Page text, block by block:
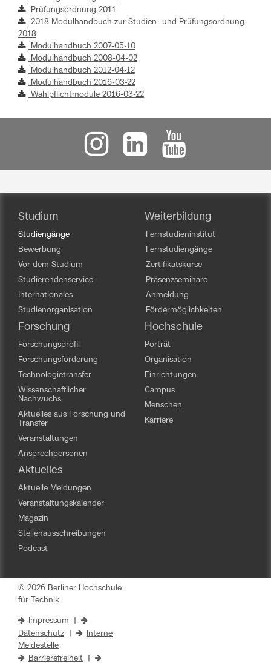
Prüfungsordnung 2011
2018 Modulhandbuch zur Studien- und Prüfungsordnung
2018
Modulhandbuch 2007-05-10
Modulhandbuch 2008-04-02
Modulhandbuch 2012-04-12
Modulhandbuch 2016-03-22
Wahlpflichtmodule 2016-03-22
Studium
Studiengänge
Bewerbung
Vor dem Studium
Studierendenservice
Internationales
Studienorganisation
Weiterbildung
Fernstudieninstitut
Fernstudiengänge
Zertifikatskurse
Präsenzseminare
Anmeldung
Fördermöglichkeiten
Forschung
Forschungsprofil
Forschungsförderung
Technologietransfer
Wissenschaftlicher
Nachwuchs
Aktuelles aus Forschung und
Transfer
Veranstaltungen
Ansprechpersonen
Hochschule
Porträt
Organisation
Einrichtungen
Campus
Menschen
Karriere
Aktuelles
Aktuelle Meldungen
Veranstaltungskalender
Magazin
Stellenausschreibungen
Podcast
© 2026 Berliner Hochschule
für Technik
Impressum
Datenschutz
Interne
Meldestelle
Barrierefreiheit